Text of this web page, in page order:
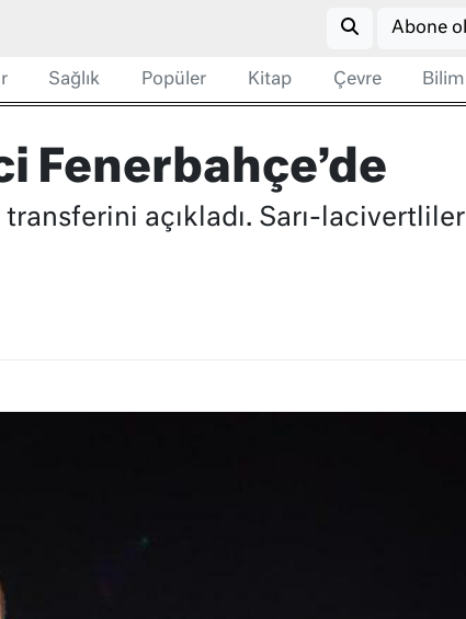
Abone ol
Sağlık Popüler Kitap Çevre Bilim
Fenerbahçe’de
açıkladı. Sarı-lacivertliler